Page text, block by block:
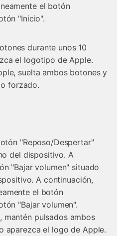
el botón
"Inicio".
durante unos 10
el logotipo de Apple.
suelta ambos botones y
forzado.
"Reposo/Despertar"
del dispositivo. A
"Bajar volumen" situado
A continuación,
el botón
"Bajar volumen".
mantén pulsados ambos
aparezca el logo de Apple.